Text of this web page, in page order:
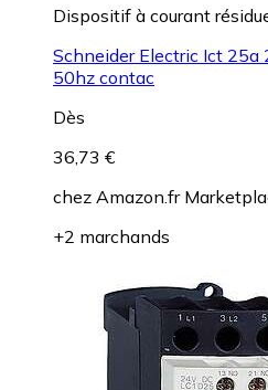
Dispositif à courant
Schneider Electric Ict 25a
50hz contac
Dès
36,73 €
chez Amazon.fr
+2 marchands